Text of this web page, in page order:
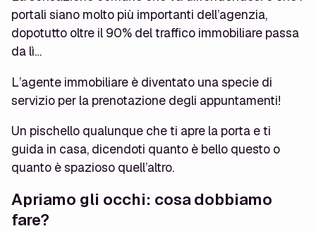
portali siano molto più importanti dell’agenzia,
dopotutto oltre il 90% del traffico immobiliare passa
da lì…
L’agente immobiliare è diventato una specie di
servizio per la prenotazione degli appuntamenti!
Un pischello qualunque che ti apre la porta e ti
guida in casa, dicendoti quanto è bello questo o
quanto è spazioso quell’altro.
Apriamo gli occhi: cosa dobbiamo
fare?